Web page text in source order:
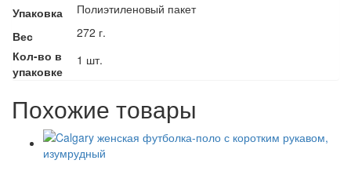
Упаковка
Полиэтиленовый пакет
Вес
272 г.
Кол-во в
упаковке
1 шт.
Похожие товары